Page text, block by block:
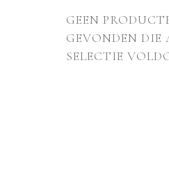
GEEN
GEVONDEN DIE
SELECTIE